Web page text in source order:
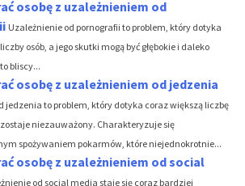
osobę z uzależnieniem od
Uzależnienie od pornografii to problem, który dotyka
osób, a jego skutki mogą być głębokie i daleko
bliscy...
osobę z uzależnieniem od jedzenia
jedzenia to problem, który dotyka coraz większą liczbę
niezauważony. Charakteryzuje się
spożywaniem pokarmów, które niejednokrotnie...
osobę z uzależnieniem od social
od social media staje się coraz bardziej